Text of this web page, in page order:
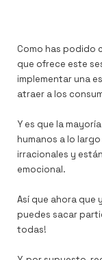
Como has podido
que ofrece este
implementar una
atraer a los
Y es que la
humanos a lo
irracionales y
emocional.
Así que ahora que
puedes sacar
todas!